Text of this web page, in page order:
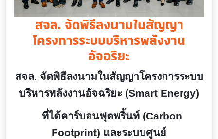
สจล. จัดพิธีลงนามในสัญญา
โครงการระบบบริหารพลังงาน
อัจฉริยะ
สจล. จัดพิธีลงนามในสัญญาโครงการระบบ
บริหารพลังงานอัจฉริยะ (Smart Energy)
ที่ได้คาร์บอนฟุตพริ้นท์ (Carbon
Footprint) และระบบศูนย์